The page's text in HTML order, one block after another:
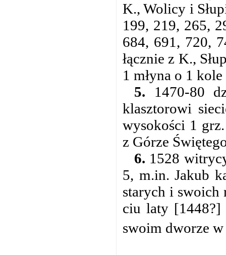
K., Wolicy i
199, 219, 265,
684, 691, 720,
łącznie z K.,
1 młyna o 1
5. 1470-80
klasztorowi
wysokości 1
z Górze
6. 1528
5, m.in. Jakub
starych i swoich
ciu laty [1448?]
swoim dworze